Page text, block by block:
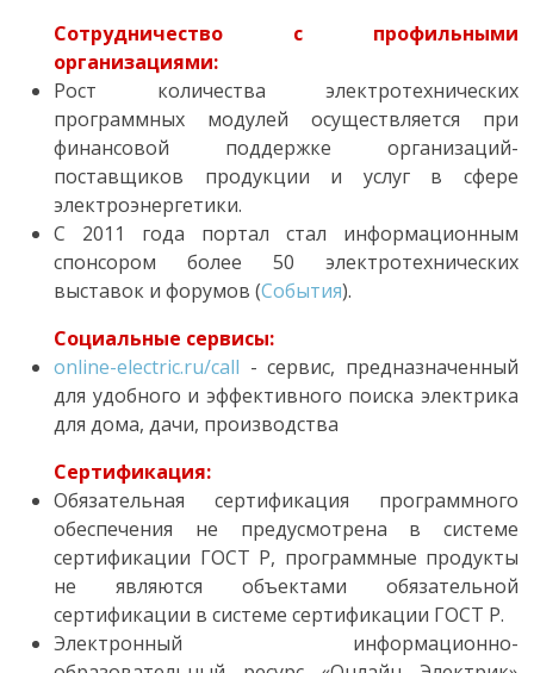
Сотрудничество с профильными
организациями:
Рост количества электротехнических
программных модулей осуществляется при
финансовой поддержке организаций-
поставщиков продукции и услуг в сфере
электроэнергетики.
С 2011 года портал стал информационным
спонсором более 50 электротехнических
выставок и форумов (События).
Социальные сервисы:
online-electric.ru/call - сервис, предназначенный
для удобного и эффективного поиска электрика
для дома, дачи, производства
Сертификация:
Обязательная сертификация программного
обеспечения не предусмотрена в системе
сертификации ГОСТ Р, программные продукты
не являются объектами обязательной
сертификации в системе сертификации ГОСТ Р.
Электронный информационно-